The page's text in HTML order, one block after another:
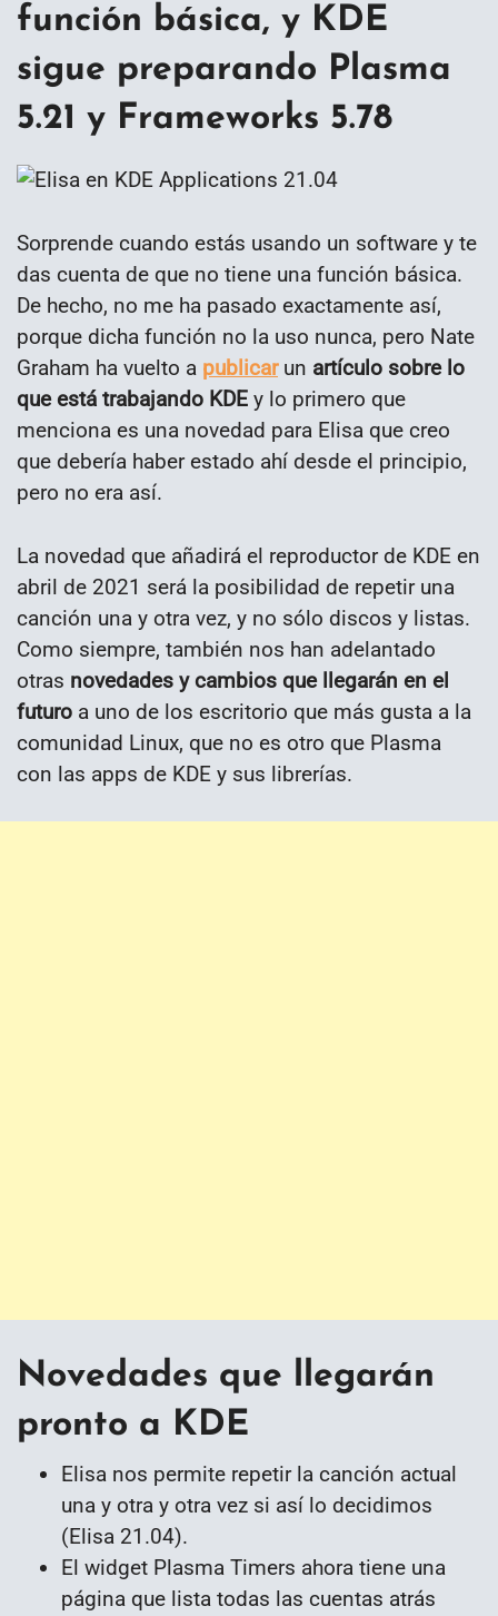
función básica, y KDE
sigue preparando Plasma
5.21 y Frameworks 5.78
Sorprende cuando estás usando un software y te
das cuenta de que no tiene una función básica.
De hecho, no me ha pasado exactamente así,
porque dicha función no la uso nunca, pero Nate
Graham ha vuelto a publicarun artículo sobre lo
que está trabajando KDE y lo primero que
menciona es una novedad para Elisa que creo
que debería haber estado ahí desde el principio,
pero no era así.
La novedad que añadirá el reproductor de KDE en
abril de 2021 será la posibilidad de repetir una
canción una y otra vez, y no sólo discos y listas.
Como siempre, también nos han adelantado
otras novedades y cambios que llegarán en el
futuro a uno de los escritorio que más gusta a la
comunidad Linux, que no es otro que Plasma
con las apps de KDE y sus librerías.
Novedades que llegarán
pronto a KDE
Elisa nos permite repetir la canción actual
una y otra y otra vez si así lo decidimos
(Elisa 21.04).
El widget Plasma Timers ahora tiene una
página que lista todas las cuentas atrás